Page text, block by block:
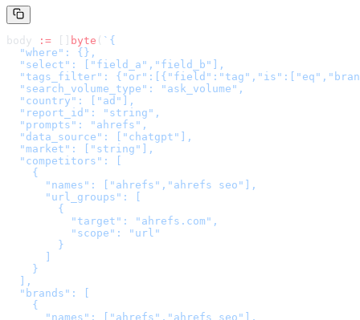
body := byte ( ` {
  "where": {},
  "select": ["field_a","field_b"],
"tags_filter":
  "search_volume_type": "ask_volume",
  "country": ["ad"],
  "report_id": "string",
  "prompts": "ahrefs",
  "data_source": ["chatgpt"],
  "market": ["string"],
  "competitors": [
    {
      "names": ["ahrefs","ahrefs seo"],
      "url_groups": [
        {
          "target": "ahrefs.com",
          "scope": "url"
        }
    }
  ],
  "brands": [
    {
      "names": ["ahrefs","ahrefs seo"],